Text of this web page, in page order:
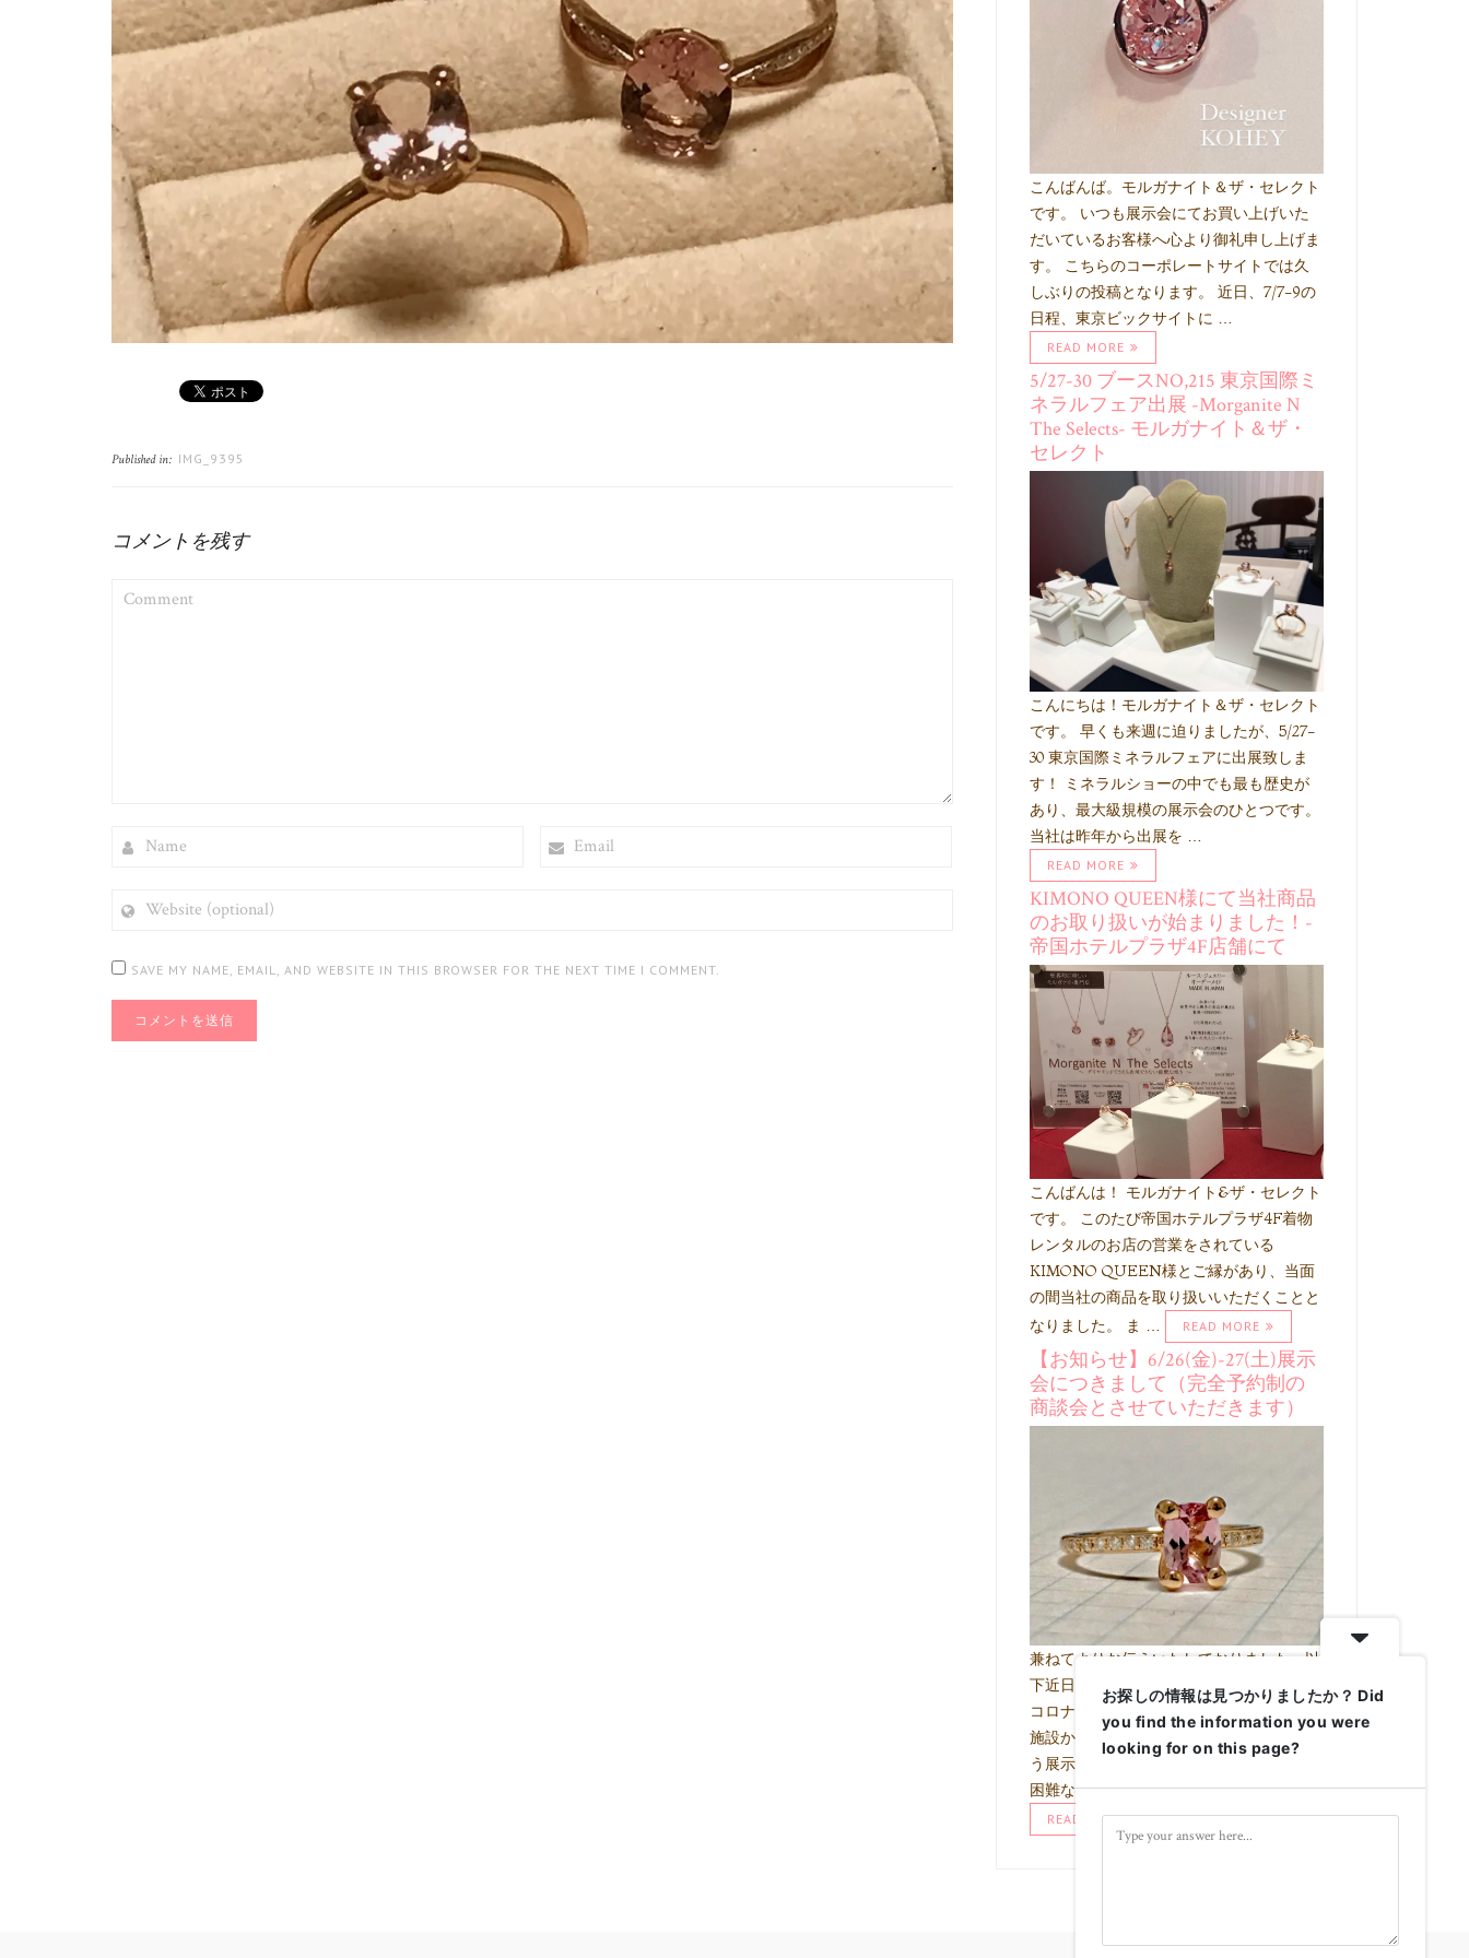
Published in: IMG_9395
コメントを残す
(OPTIONAL)
SAVE MY NAME, EMAIL, AND WEBSITE IN THIS BROWSER FOR THE NEXT TIME I COMMENT.
こんばんば。モルガナイト＆ザ・セレクト
です。 いつも展示会にてお買い上げいた
だいているお客様へ心より御礼申し上げま
す。 こちらのコーポレートサイトでは久
しぶりの投稿となります。 近日、7/7-9の
日程、東京ビックサイトに …
READ MORE
5/27-30 ブースNO,215 東京国際ミ
ネラルフェア出展 -Morganite N
The Selects- モルガナイト＆ザ・
セレクト
こんにちは！モルガナイト＆ザ・セレクト
です。 早くも来週に迫りましたが、5/27-
30 東京国際ミネラルフェアに出展致しま
す！ ミネラルショーの中でも最も歴史が
あり、最大級規模の展示会のひとつです。
当社は昨年から出展を …
READ MORE
KIMONO QUEEN様にて当社商品
のお取り扱いが始まりました！-
帝国ホテルプラザ4F店舗にて
こんばんは！ モルガナイト&ザ・セレクト
です。 このたび帝国ホテルプラザ4F着物
レンタルのお店の営業をされている
KIMONO QUEEN様とご縁があり、当面
の間当社の商品を取り扱いいただくことと
なりました。 ま …
READ MORE
【お知らせ】6/26(金)-27(土)展示
会につきまして（完全予約制の
商談会とさせていただきます）
兼ねてよりお伝えいたしておりました、以
下近日の展示会につきまして 直近の新型
コロナウイルス感染症の状況により、当該
施設からの指示により 積極的な集客を伴
う展示会という形でイベントを行うことが
困難な状況と なり、完全予約性 …
READ MORE
お探しの情報は見つかりましたか？ Did
you find the information you were
looking for on this page?